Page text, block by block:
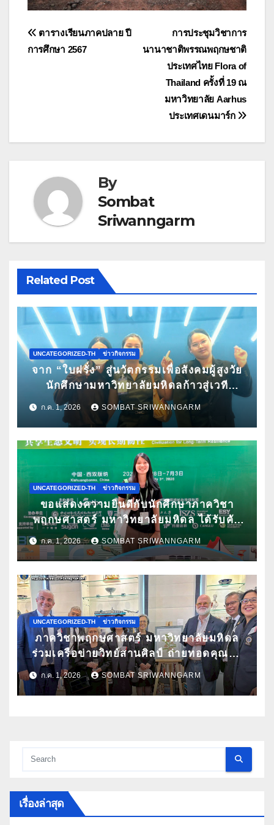
แนะแนว
การประชุมวิชาการ
นานาชาติพรรณพฤกษชาติ
ประเทศไทย Flora of
Thailand ครั้งที่ 19 ณ
มหาวิทยาลัย Aarhus
ประเทศเดนมาร์ก
ตารางเรียนภาคปลาย ปี
การศึกษา 2567
By
Sombat
Sriwanngarm
Related Post
UNCATEGORIZED-TH ข่าวกิจกรรม
จาก “ใบฝรั่ง” สู่นวัตกรรมเพื่อสังคมผู้สูงวัย
นักศึกษามหาวิทยาลัยมหิดลก้าวสู่เวที
Pitching ระดับนานาชาติ ในงาน World
Spa & Well-being Congress 2026
ก.ค. 1, 2026 SOMBAT SRIWANNGARM
UNCATEGORIZED-TH ข่าวกิจกรรม
ขอแสดงความยินดีกับนักศึกษาภาควิชา
พฤกษศาสตร์ มหาวิทยาลัยมหิดล ได้รับคัด
เลือกนำเสนอผลงานวิจัยในการประชุม
วิชาการนานาชาติ ATBC 2026 พร้อมรับ
ก.ค. 1, 2026 SOMBAT SRIWANNGARM
UNCATEGORIZED-TH ข่าวกิจกรรม
ภาควิชาพฤกษศาสตร์ มหาวิทยาลัยมหิดล
ร่วมเครือข่ายวิทย์สานศิลป์ ถ่ายทอดคุณค่า
กล้วยไม้ไทยผ่านงานศิลปะ ในนิทรรศการ
“กล้วยไม้แห่งสยามนามไซเดนฟาเดน” ณ
สถานเอกอัครราชทูตเดนมาร์กประจำ
ก.ค. 1, 2026 SOMBAT SRIWANNGARM
เรื่องล่าสุด